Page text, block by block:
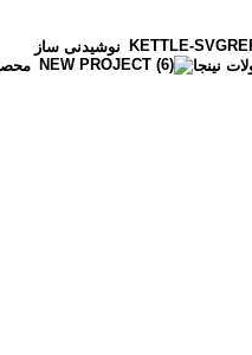
نوشیدنی ساز
نینجا